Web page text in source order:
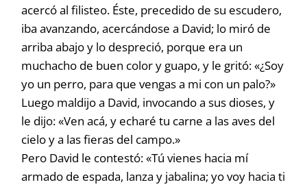
acercó al filisteo. Éste, precedido de su escudero,
iba avanzando, acercándose a David; lo miró de
arriba abajo y lo despreció, porque era un
muchacho de buen color y guapo, y le gritó: «¿Soy
yo un perro, para que vengas a mi con un palo?»
Luego maldijo a David, invocando a sus dioses, y
le dijo: «Ven acá, y echaré tu carne a las aves del
cielo y a las fieras del campo.»
Pero David le contestó: «Tú vienes hacia mí
armado de espada, lanza y jabalina; yo voy hacia ti